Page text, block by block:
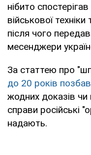
нібито
військової
після чого
месенджери
За статтею про
до 20 років
жодних доказів чи
справи російські
надають.